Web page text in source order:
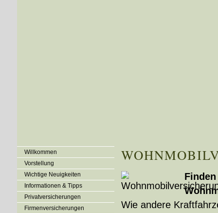
Willkommen
Vorstellung
Wichtige Neuigkeiten
Informationen & Tipps
Privatversicherungen
Firmenversicherungen
Wie andere